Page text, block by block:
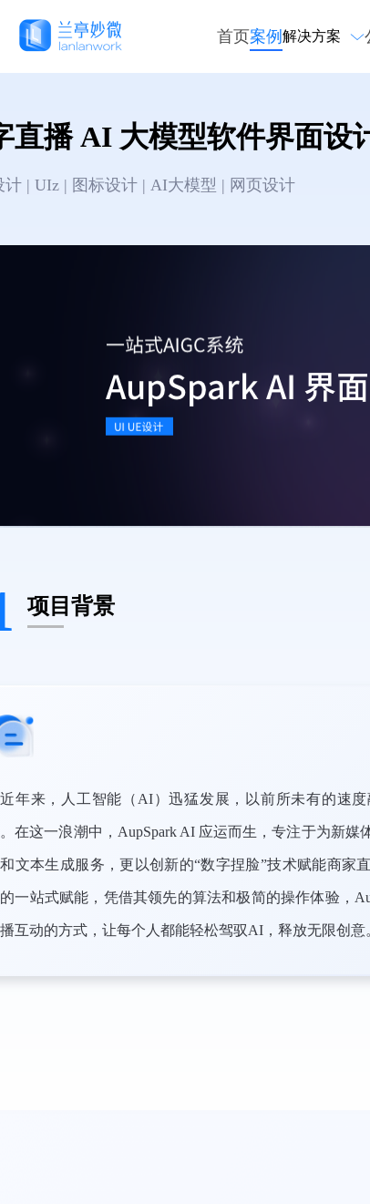
首页案例 解决方案
直播 AI 大模型软件界面设
计 | UIz | 图标设计 | AI大模型 | 网页设计
项目背景
近年来，人工智能（AI）迅猛发展，以前所未有的速
在这一浪潮中，AupSpark AI 应运而生，专注于为新媒
文本生成服务，更以创新的“数字捏脸”技术赋能商家
一站式赋能，凭借其领先的算法和极简的操作体验，
互动的方式，让每个人都能轻松驾驭AI，释放无限创意